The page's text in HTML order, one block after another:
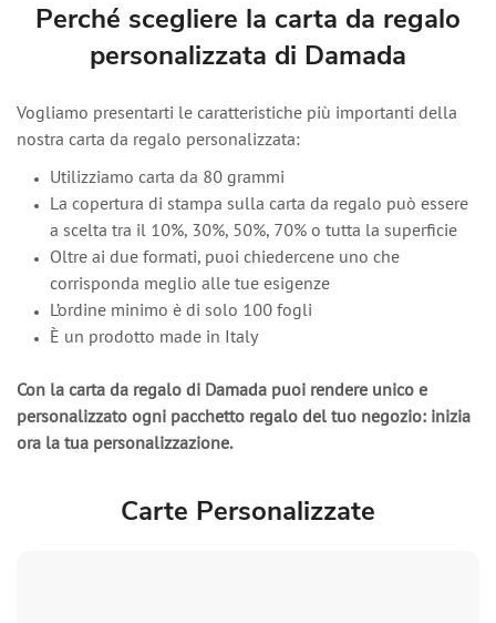
Perché scegliere la carta da regalo
personalizzata di Damada
Vogliamo presentarti le caratteristiche più importanti della
nostra carta da regalo personalizzata:
Utilizziamo carta da 80 grammi
La copertura di stampa sulla carta da regalo può essere
a scelta tra il 10%, 30%, 50%, 70% o tutta la superficie
Oltre ai due formati, puoi chiedercene uno che
corrisponda meglio alle tue esigenze
L’ordine minimo è di solo 100 fogli
È un prodotto made in Italy
Con la carta da regalo di Damada puoi rendere unico e
personalizzato ogni pacchetto regalo del tuo negozio: inizia
ora la tua personalizzazione.
Carte Personalizzate